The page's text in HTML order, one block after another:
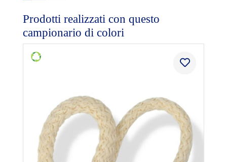
Prodotti realizzati con questo
campionario di colori